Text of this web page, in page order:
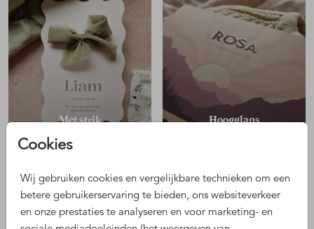
Cookies
Wij gebruiken cookies en vergelijkbare technieken om een
betere gebruikerservaring te bieden, ons websiteverkeer
en onze prestaties te analyseren en voor marketing- en
Met strik Hoogglans
NAAR ALLE GEBOORTEKAARTJES